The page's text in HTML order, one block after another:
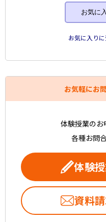
お気に
お気に入り
お気軽にお
体験授業のお
各種お問
体験
資料